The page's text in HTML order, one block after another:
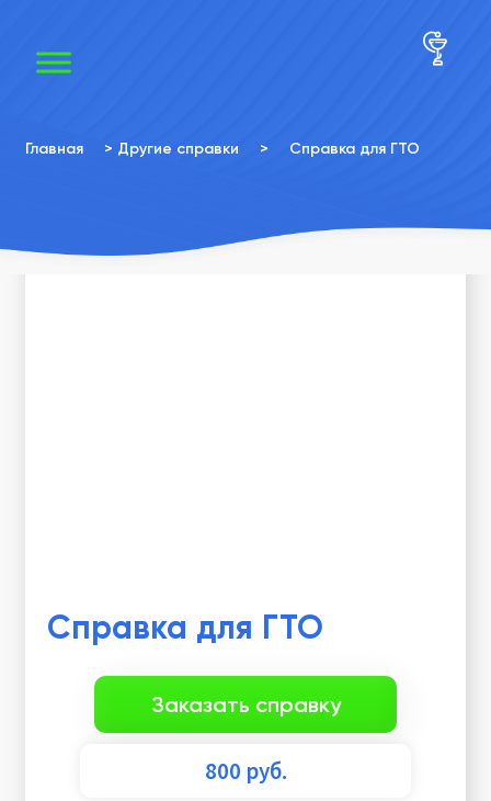
Главная > Другие справки > Справка для ГТО
Справка для ГТО
Заказать справку
800 руб.